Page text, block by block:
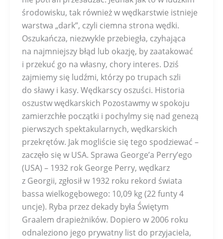
środowisku, tak również w wędkarstwie istnieje
warstwa „dark”, czyli ciemna strona wędki.
Oszukańcza, niezwykle przebiegła, czyhająca
na najmniejszy błąd lub okazję, by zaatakować
i przekuć go na własny, chory interes. Dziś
zajmiemy się ludźmi, którzy po trupach szli
do sławy i kasy. Wędkarscy oszuści. Historia
oszustw wędkarskich Pozostawmy w spokoju
zamierzchłe początki i pochylmy się nad genezą
pierwszych spektakularnych, wędkarskich
przekrętów. Jak mogliście się tego spodziewać –
zaczęło się w USA. Sprawa George’a Perry’ego
(USA) – 1932 rok George Perry, wędkarz
z Georgii, zgłosił w 1932 roku rekord świata
bassa wielkogębowego: 10,09 kg (22 funty 4
uncje). Ryba przez dekady była Świętym
Graalem drapieżników. Dopiero w 2006 roku
odnaleziono jego prywatny list do przyjaciela,